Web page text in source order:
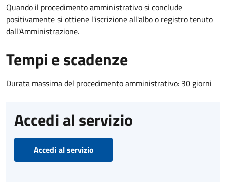
Quando il procedimento amministrativo si conclude
positivamente si ottiene l'iscrizione all'albo o registro tenuto
dall'Amministrazione.
Tempi e scadenze
Durata massima del procedimento amministrativo: 30 giorni
Accedi al servizio
Accedi al servizio